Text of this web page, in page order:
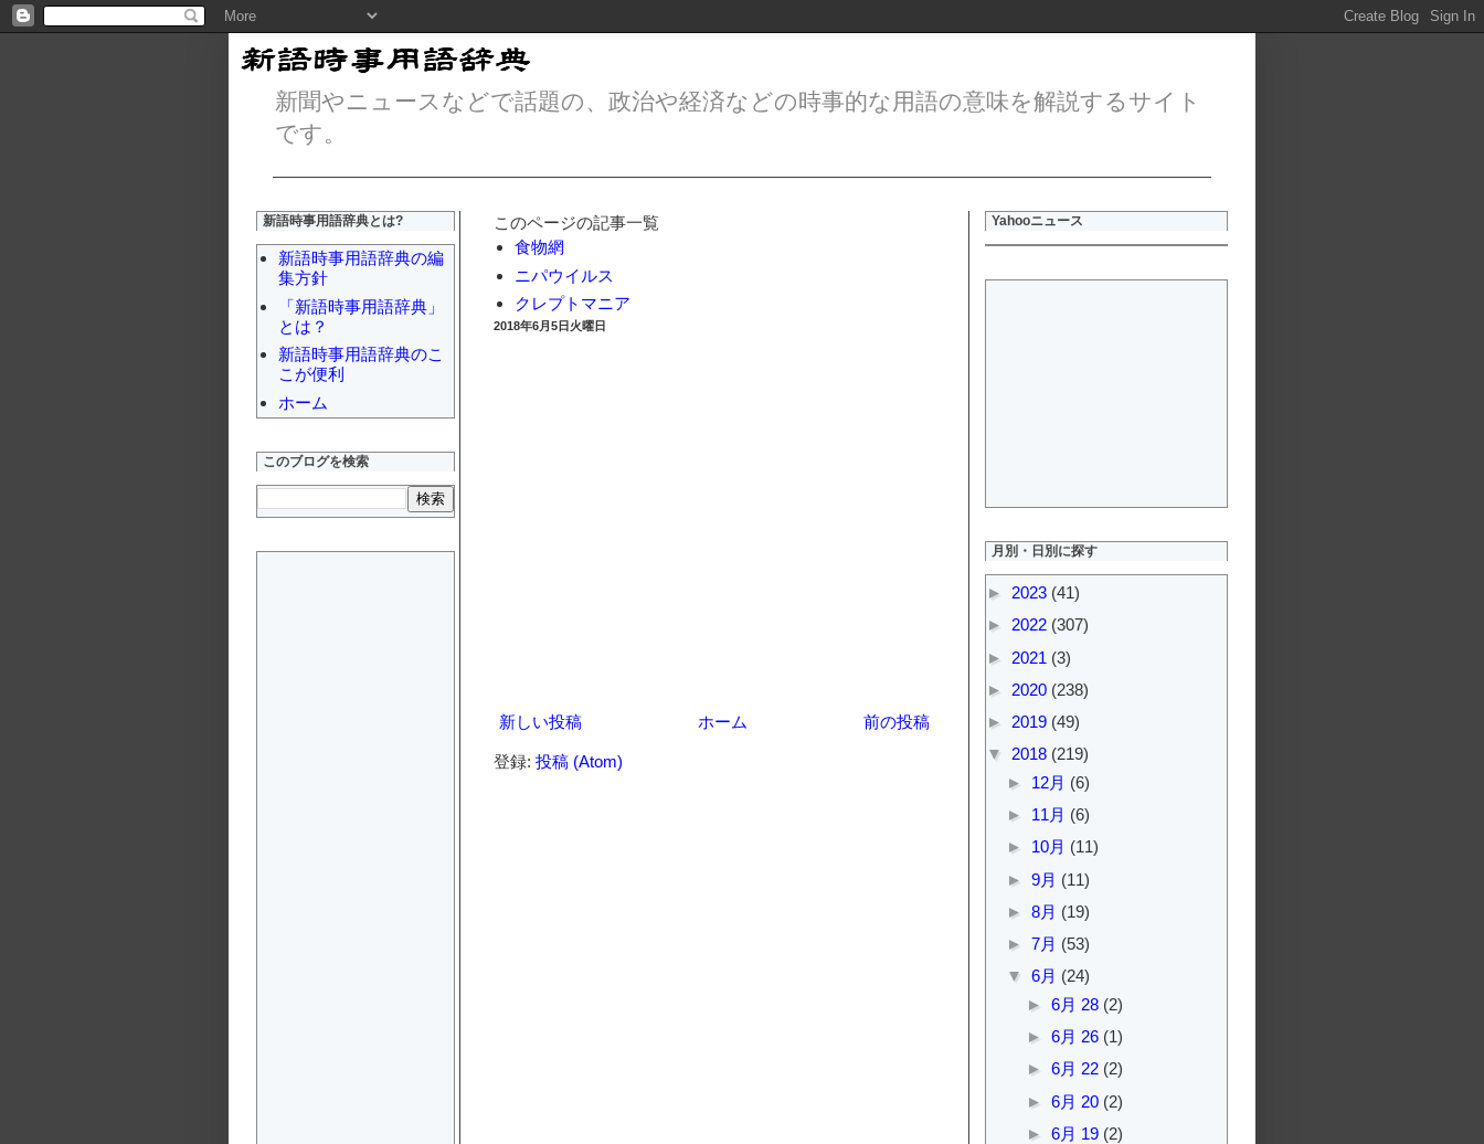
新聞やニュースなどで話題の、政治や経済などの時事的な用語の意味を解説するサイト
です。
このページの記事一覧
食物網
ニパウイルス
クレプトマニア
2018年6月5日火曜日
新しい投稿 前の投稿
ホーム
登録: 投稿 (Atom)
新語時事用語辞典とは?
新語時事用語辞典の編
集方針
「新語時事用語辞典」
とは？
新語時事用語辞典のこ
こが便利
ホーム
このブログを検索
Yahooニュース
月別・日別に探す
► 2023 (41)
► 2022 (307)
► 2021 (3)
► 2020 (238)
► 2019 (49)
▼ 2018 (219)
► 12月 (6)
► 11月 (6)
► 10月 (11)
► 9月 (11)
► 8月 (19)
► 7月 (53)
▼ 6月 (24)
► 6月 28 (2)
► 6月 26 (1)
► 6月 22 (2)
► 6月 20 (2)
► 6月 19 (2)